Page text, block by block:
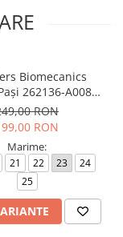
Biomecanics
262136-A008
Marino
RON
RON
Marime:
21 22 23
24
25